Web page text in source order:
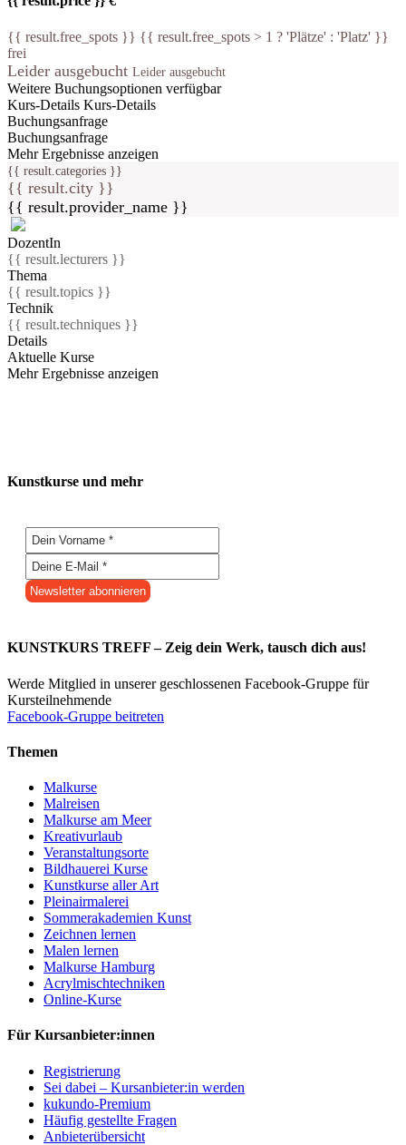
{{ result.free_spots }} {{ result.free_spots > 1 ? 'Plätze' : 'Platz' }}
frei
Leider ausgebucht Leider ausgebucht
Weitere Buchungsoptionen verfügbar
Kurs-Details Kurs-Details
Buchungsanfrage
Buchungsanfrage
Mehr Ergebnisse anzeigen
{{ result.categories }}
{{ result.city }}
{{ result.provider_name }}
DozentIn
{{ result.lecturers }}
Thema
{{ result.topics }}
Technik
{{ result.techniques }}
Details
Aktuelle Kurse
Mehr Ergebnisse anzeigen
Kunstkurse und mehr
KUNSTKURS TREFF – Zeig dein Werk, tausch dich aus!
Werde Mitglied in unserer geschlossenen Facebook-Gruppe für
Kursteilnehmende
Facebook-Gruppe beitreten
Themen
Malkurse
Malreisen
Malkurse am Meer
Kreativurlaub
Veranstaltungsorte
Bildhauerei Kurse
Kunstkurse aller Art
Pleinairmalerei
Sommerakademien Kunst
Zeichnen lernen
Malen lernen
Malkurse Hamburg
Acrylmischtechniken
Online-Kurse
Für Kursanbieter:innen
Registrierung
Sei dabei – Kursanbieter:in werden
kukundo-Premium
Häufig gestellte Fragen
Anbieterübersicht